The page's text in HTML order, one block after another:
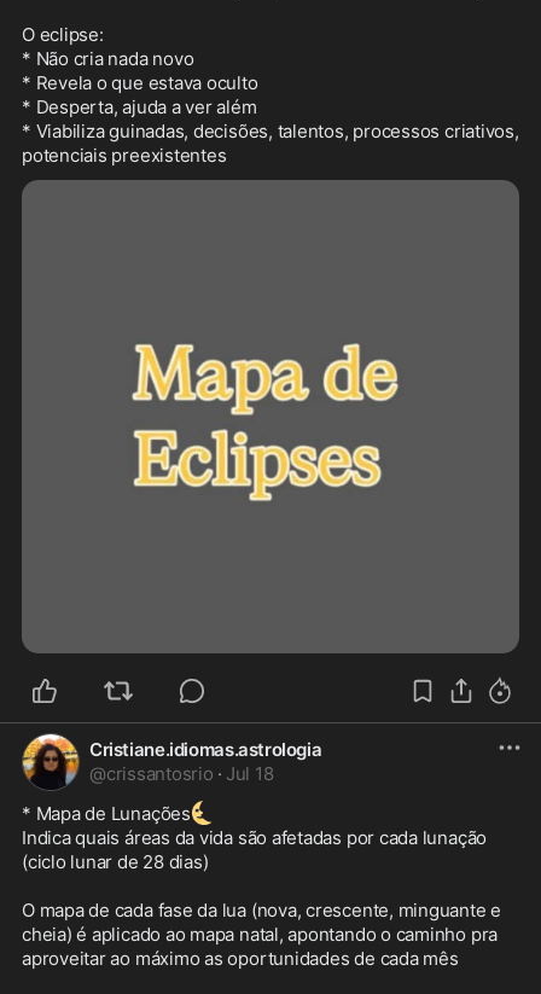
O eclipse:
* Não cria nada novo
* Revela o que estava oculto
* Desperta, ajuda a ver além
* Viabiliza guinadas, decisões, talentos, processos criativos,
potenciais preexistentes
Cristiane.idiomas.astrologia
@crissantosrio · Jul 18
* Mapa de Lunações🌜
Indica quais áreas da vida são afetadas por cada lunação
(ciclo lunar de 28 dias)
O mapa de cada fase da lua (nova, crescente, minguante e
cheia) é aplicado ao mapa natal, apontando o caminho pra
aproveitar ao máximo as oportunidades de cada mês